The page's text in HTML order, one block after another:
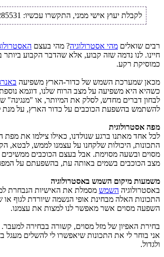
לקבלת יעוץ אישי ממני, התקשרו עכשיו: 072-2285531
רבים שואלים מהי אסטרולוגיה? מהי בעצם
חיינו. לנו נדמה שזה קבוע, אלא שהדבר הקבוע
כמוסיקת רקע.
מכאן שמערכת השמש של כדור-הארץ משפיעה
כשהיא היא משפיעה על מצב הרוח שלנו, דוגמא
לבחון דברים מחדש, לסלק את המיותר, או "מנגינה"
להשתמש בהשפעת הכוכבים על כדור הארץ, על מנת
מפה אסטרולוגית
לכל אחד מאתנו ברגע שנולדנו, כאילו צילמו את
התכונות, היכולות שלקחנו על עצמנו לממש, לבטא,
מסוים ובשעה מסוימת. אבל בעצם הכוכבים
מצב הכוכבים בשמים באותה עת, בהשפעתם על המפה
משמעות מיקום השמש באסטרולוגיה
באסטרולוגיה השמש מסמלת את האישיות הנבחרת
התכונות האלה מבחינת אופי הנשמה שיורדת לגוף
השפעה מסוים אשר מאפשר לנו למצות את עצמנו.
בחירת האפיון של מזל מסוים, קשורה בבחירה
אני בוחר לי את התכונות שיאפשרו לי להשלים מעגל
ולגדול.